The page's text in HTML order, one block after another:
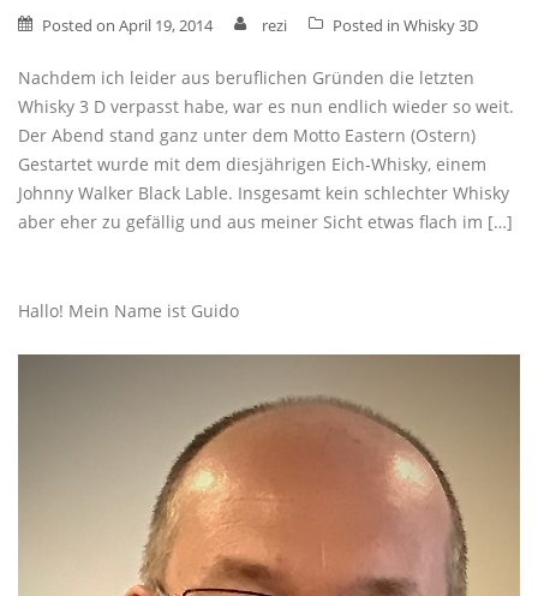
Posted on April 19, 2014 rezi Posted in Whisky 3D
Nachdem ich leider aus beruflichen Gründen die letzten
Whisky 3 D verpasst habe, war es nun endlich wieder so weit.
Der Abend stand ganz unter dem Motto Eastern (Ostern)
Gestartet wurde mit dem diesjährigen Eich-Whisky, einem
Johnny Walker Black Lable. Insgesamt kein schlechter Whisky
aber eher zu gefällig und aus meiner Sicht etwas flach im […]
Hallo! Mein Name ist Guido